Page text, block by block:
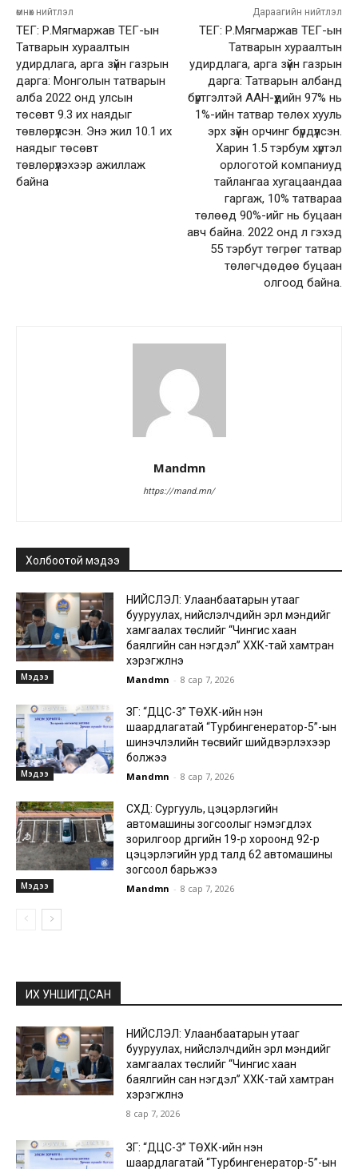
өмнөх нийтлэл
ТЕГ: Р.Мягмаржав ТЕГ-ын
Татварын хураалтын
удирдлага, арга зүйн газрын
дарга: Монголын татварын
алба 2022 онд улсын
төсөвт 9.3 их наядыг
төвлөрүүлсэн. Энэ жил 10.1 их
наядыг төсөвт
төвлөрүүлэхээр ажиллаж
байна
Дараагийн нийтлэл
ТЕГ: Р.Мягмаржав ТЕГ-ын
Татварын хураалтын
удирдлага, арга зүйн газрын
дарга: Татварын албанд
бүртгэлтэй ААН-үүдийн 97% нь
1%-ийн татвар төлөх хууль
эрх зүйн орчинг бүрдүүлсэн.
Харин 1.5 тэрбум хүртэл
орлоготой компаниуд
тайлангаа хугацаандаа
гаргаж, 10% татвараа
төлөөд 90%-ийг нь буцаан
авч байна. 2022 онд л гэхэд
55 тэрбут төгрөг татвар
төлөгчдөдөө буцаан
олгоод байна.
Mandmn
https://mand.mn/
Холбоотой мэдээ
Мэдээ
НИЙСЛЭЛ: Улаанбаатарын утааг
бууруулах, нийслэлчүүдийн эрүүл мэндийг
хамгаалах төслийг “Чингис хаан
баялгийн сан нэгдэл” ХХК-тай хамтран
хэрэгжүүлнэ
Mandmn - 8 сар 7, 2026
Мэдээ
ЗГ: “ДЦС-3” ТӨХК-ийн нэн
шаардлагатай “Турбингенератор-5”-ын
шинэчлэлийн төсвийг шийдвэрлэхээр
болжээ
Mandmn - 8 сар 7, 2026
Мэдээ
СХД: Сургууль, цэцэрлэгийн
автомашины зогсоолыг нэмэгдүүлэх
зорилгоор дүүргийн 19-р хороонд 92-р
цэцэрлэгийн урд талд 62 автомашины
зогсоол барьжээ
Mandmn - 8 сар 7, 2026
ИХ УНШИГДСАН
НИЙСЛЭЛ: Улаанбаатарын утааг
бууруулах, нийслэлчүүдийн эрүүл мэндийг
хамгаалах төслийг “Чингис хаан
баялгийн сан нэгдэл” ХХК-тай хамтран
хэрэгжүүлнэ
8 сар 7, 2026
ЗГ: “ДЦС-3” ТӨХК-ийн нэн
шаардлагатай “Турбингенератор-5”-ын